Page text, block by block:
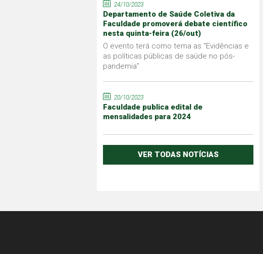
24/10/2023
Departamento de Saúde Coletiva da
Faculdade promoverá debate científico
nesta quinta-feira (26/out)
O evento terá como tema as "Evidências e
as políticas públicas de saúde no pós-
pandemia"
20/10/2023
Faculdade publica edital de
mensalidades para 2024
VER TODAS NOTÍCIAS